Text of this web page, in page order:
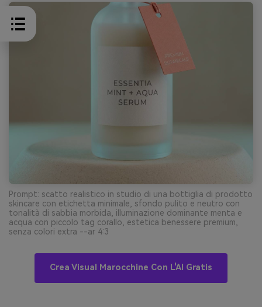
Prompt: scatto realistico in studio di una bottiglia di prodotto
skincare con etichetta minimale, sfondo pulito e neutro con
tonalità di sabbia morbida, illuminazione dominante menta e
acqua con piccolo tag corallo, estetica benessere premium,
senza colori extra --ar 4:3
Crea Visual Marocchine Con L'AI Gratis